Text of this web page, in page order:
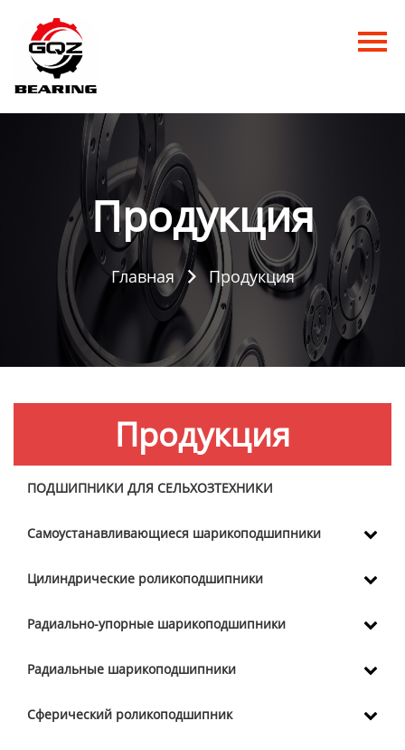
Главная
Продукция
Новости
Контакты Продукция
Главная  Продукция
Продукция
ПОДШИПНИКИ ДЛЯ СЕЛЬХОЗТЕХНИКИ
Самоустанавливающиеся шарикоподшипники
Цилиндрические роликоподшипники
Радиально-упорные шарикоподшипники
Радиальные шарикоподшипники
Сферический роликоподшипник